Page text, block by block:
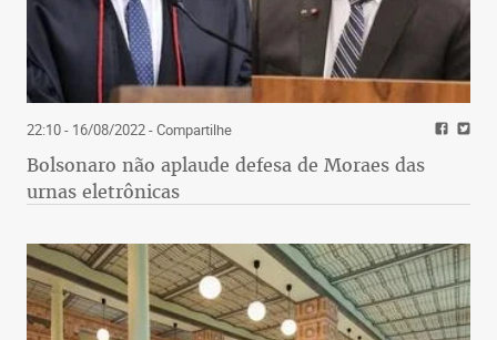
22:10 - 16/08/2022- Compartilhe
Bolsonaro não aplaude defesa de Moraes das
urnas eletrônicas